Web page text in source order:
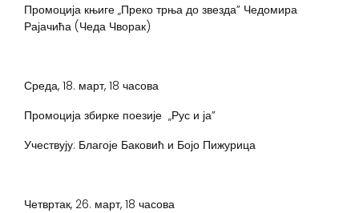
Промоција књиге „Преко трња до звезда” Чедомира
Рајачића (Чеда Чворак)
Среда, 18. март, 18 часова
Промоција збирке поезије „Рус и ја”
Учествују: Благоје Баковић и Бојо Пижурица
Четвртак, 26. март, 18 часова